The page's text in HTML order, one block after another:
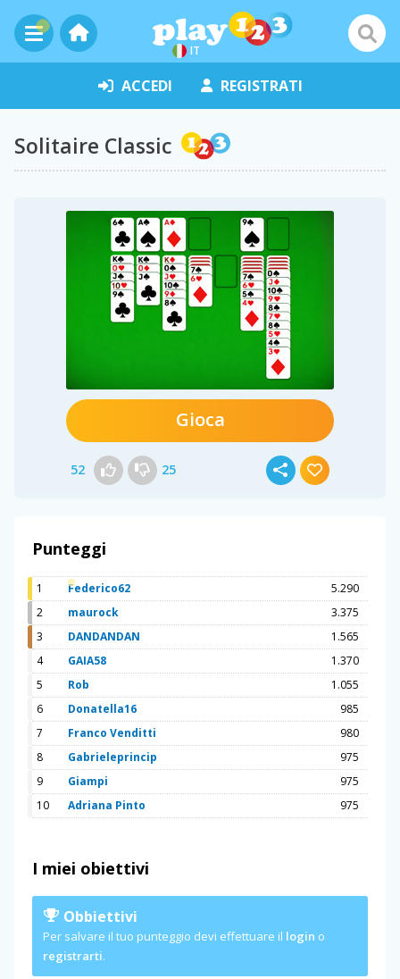
IT
ACCEDI REGISTRATI
Solitaire Classic
Gioca
52 25
Punteggi
1 Federico62
5.290
2
maurock
3.375
3
DANDANDAN
1.565
4
GAIA58
1.370
5
Rob
1.055
6
Donatella16
985
7
Franco Venditti
980
8
Gabrieleprincip
975
9
Giampi
975
10
Adriana Pinto 975
I miei obiettivi
Obbiettivi
Per salvare il tuo punteggio devi effettuare il login o
registrarti.